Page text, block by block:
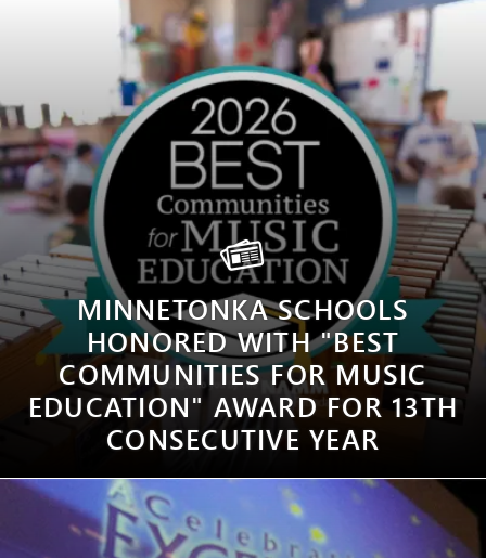
MINNETONKA SCHOOLS
HONORED WITH "BEST
COMMUNITIES FOR MUSIC
EDUCATION" AWARD FOR 13TH
CONSECUTIVE YEAR